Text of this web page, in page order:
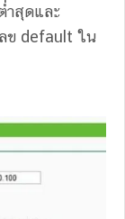
ำสุดและ
ลข default ใน